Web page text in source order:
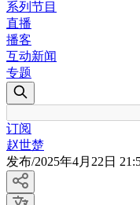
系列节目
直播
播客
互动新闻
专题
订阅
赵世楚
发布/2025年4月22日